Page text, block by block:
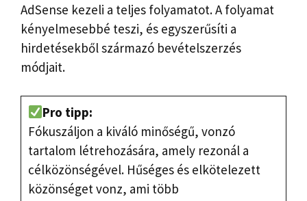
AdSense kezeli a teljes folyamatot. A folyamat
kényelmesebbé teszi, és egyszerűsíti a
hirdetésekből származó bevételszerzés
módjait.
Pro tipp:
Fókuszáljon a kiváló minőségű, vonzó
tartalom létrehozására, amely rezonál a
célközönségével. Hűséges és elkötelezett
közönséget vonz, ami több